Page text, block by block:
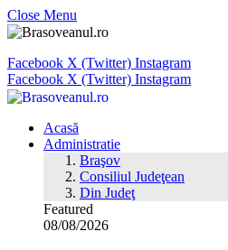
Close Menu
Facebook X (Twitter) Instagram
Facebook X (Twitter) Instagram
Acasă
Administratie
Braşov
Consiliul Judeţean
Din Judeţ
Featured
08/08/2026